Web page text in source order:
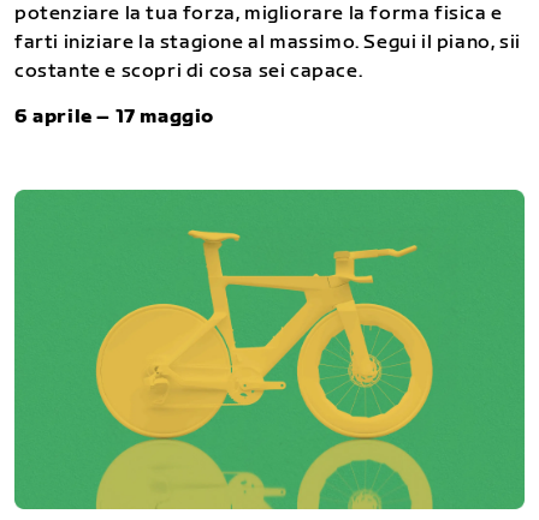
potenziare la tua forza, migliorare la forma fisica e
farti iniziare la stagione al massimo. Segui il piano, sii
costante e scopri di cosa sei capace.
6 aprile – 17 maggio